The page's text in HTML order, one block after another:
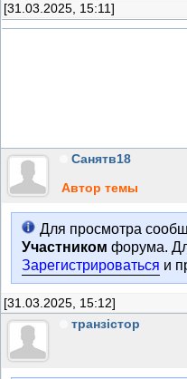
[31.03.2025, 15:11]
Санятв18
Автор темы
Для просмотра
Участником форума.
Зарегистрироваться и
[31.03.2025, 15:12]
транзістор